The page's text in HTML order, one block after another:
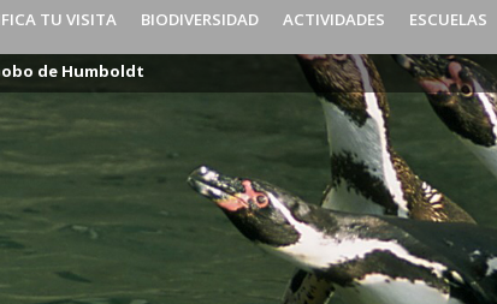
TU VISITA BIODIVERSIDAD ACTIVIDADES ESCUELAS
de Humboldt